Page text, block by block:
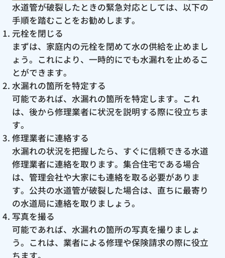
水道管が破裂したときの緊急対応としては、以下の
手順を踏むことをお勧めします。
元栓を閉じる
まずは、家庭内の元栓を閉めて水の供給を止めまし
ょう。これにより、一時的にでも水漏れを止めるこ
とができます。
水漏れの箇所を特定する
可能であれば、水漏れの箇所を特定します。これ
は、後から修理業者に状況を説明する際に役立ちま
す。
修理業者に連絡する
水漏れの状況を把握したら、すぐに信頼できる水道
修理業者に連絡を取ります。集合住宅である場合
は、管理会社や大家にも連絡を取る必要がありま
す。公共の水道管が破裂した場合は、直ちに最寄り
の水道局に連絡を取りましょう。
写真を撮る
可能であれば、水漏れの箇所の写真を撮りましょ
う。これは、業者による修理や保険請求の際に役立
ちます。